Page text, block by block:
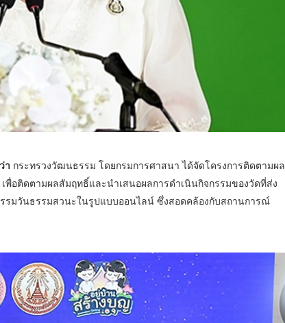
า กระทรวงวัฒนธรรม โดยกรมการศาสนา ได้จัดโครงการติดตามผล
อติดตามผลสัมฤทธิ์และนำเสนอผลการดำเนินกิจกรรมของวัดที่ส่ง
รมวันธรรมสวนะในรูปแบบออนไลน์ ซึ่งสอดคล้องกับสถานการณ์